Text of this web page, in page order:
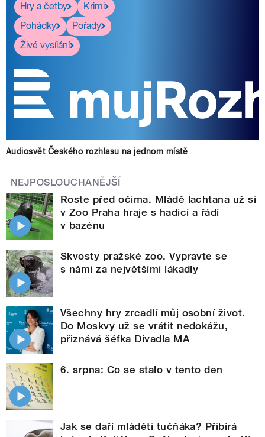
Hry a četby
Krimi
Pohádky
Pořady
Živé vysílání
Audiosvět Českého rozhlasu na jednom místě
NEJPOSLOUCHANĚJŠÍ
Roste před očima. Mládě lachtana už si
v Zoo Praha hraje s hadicí a řádí
v bazénu
Skvosty pražské zoo. Vypravte se
s námi za největšími lákadly
Všechny hry zrcadlí můj osobní život.
Do Moskvy už se vrátit nedokážu,
přiznává šéfka Divadla MA
6. srpna: Co se stalo v tento den
Jak se daří mláděti tučňáka? Přibírá